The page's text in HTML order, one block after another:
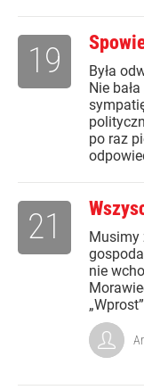
Była
Nie
po raz
19
Musimy
nie
21